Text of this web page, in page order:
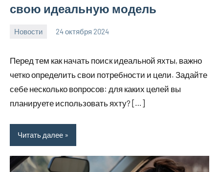
свою идеальную модель
Новости 24 октября 2024
Перед тем как начать поиск идеальной яхты, важно
четко определить свои потребности и цели. Задайте
себе несколько вопросов: для каких целей вы
планируете использовать яхту? […]
Читать далее